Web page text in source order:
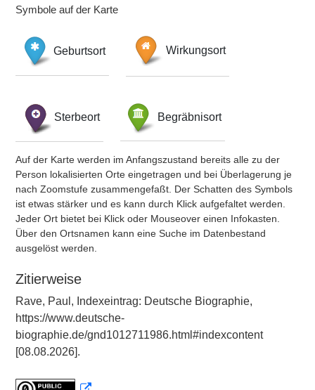
Symbole auf der Karte
Geburtsort Wirkungsort
Sterbeort Begräbnisort
Auf der Karte werden im Anfangszustand bereits alle zu der
Person lokalisierten Orte eingetragen und bei Überlagerung je
nach Zoomstufe zusammengefaßt. Der Schatten des Symbols
ist etwas stärker und es kann durch Klick aufgefaltet werden.
Jeder Ort bietet bei Klick oder Mouseover einen Infokasten.
Über den Ortsnamen kann eine Suche im Datenbestand
ausgelöst werden.
Zitierweise
Rave, Paul, Indexeintrag: Deutsche Biographie,
https://www.deutsche-
biographie.de/gnd1012711986.html#indexcontent
[08.08.2026].